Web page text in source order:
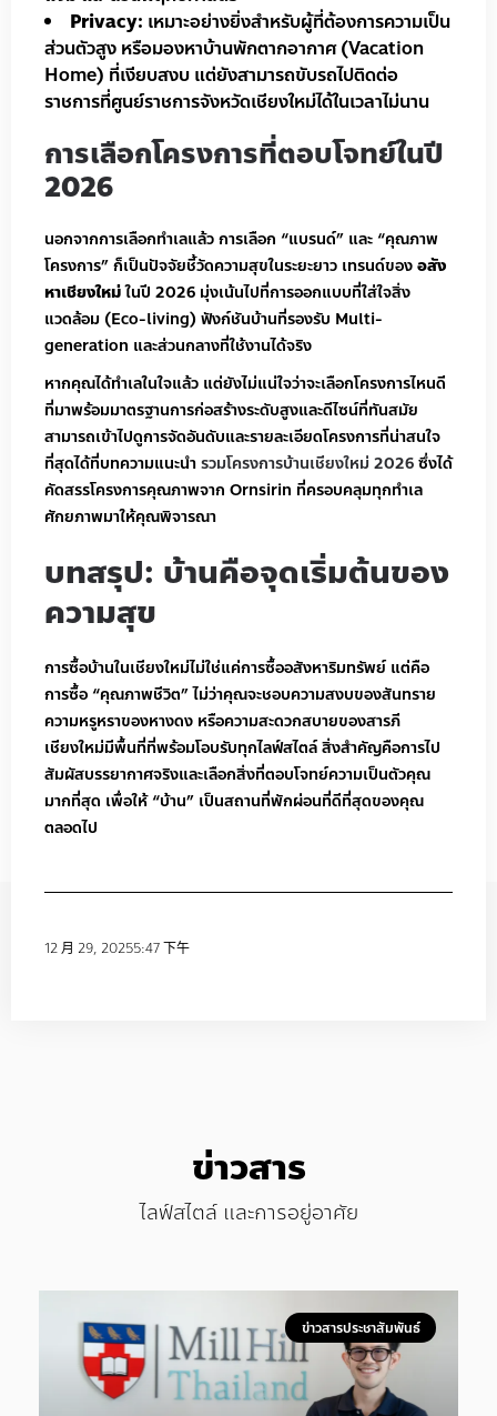
Privacy: เหมาะอย่างยิ่งสำหรับผู้ที่ต้องการความเป็น
ส่วนตัวสูง หรือมองหาบ้านพักตากอากาศ (Vacation
Home) ที่เงียบสงบ แต่ยังสามารถขับรถไปติดต่อ
ราชการที่ศูนย์ราชการจังหวัดเชียงใหม่ได้ในเวลาไม่นาน
การเลือกโครงการที่ตอบโจทย์ในปี
2026
นอกจากการเลือกทำเลแล้ว การเลือก “แบรนด์” และ “คุณภาพ
โครงการ” ก็เป็นปัจจัยชี้วัดความสุขในระยะยาว เทรนด์ของอสัง
หาเชียงใหม่ในปี 2026 มุ่งเน้นไปที่การออกแบบที่ใส่ใจสิ่ง
แวดล้อม (Eco-living) ฟังก์ชันบ้านที่รองรับ Multi-
generation และส่วนกลางที่ใช้งานได้จริง
หากคุณได้ทำเลในใจแล้ว แต่ยังไม่แน่ใจว่าจะเลือกโครงการไหนดี
ที่มาพร้อมมาตรฐานการก่อสร้างระดับสูงและดีไซน์ที่ทันสมัย
สามารถเข้าไปดูการจัดอันดับและรายละเอียดโครงการที่น่าสนใจ
ที่สุดได้ที่บทความแนะนำรวมโครงการบ้านเชียงใหม่ 2026ซึ่งได้
คัดสรรโครงการคุณภาพจาก Ornsirin ที่ครอบคลุมทุกทำเล
ศักยภาพมาให้คุณพิจารณา
บทสรุป: บ้านคือจุดเริ่มต้นของ
ความสุข
การซื้อบ้านในเชียงใหม่ไม่ใช่แค่การซื้ออสังหาริมทรัพย์ แต่คือ
การซื้อ “คุณภาพชีวิต” ไม่ว่าคุณจะชอบความสงบของสันทราย
ความหรูหราของหางดง หรือความสะดวกสบายของสารภี
เชียงใหม่มีพื้นที่ที่พร้อมโอบรับทุกไลฟ์สไตล์ สิ่งสำคัญคือการไป
สัมผัสบรรยากาศจริงและเลือกสิ่งที่ตอบโจทย์ความเป็นตัวคุณ
มากที่สุด เพื่อให้ “บ้าน” เป็นสถานที่พักผ่อนที่ดีที่สุดของคุณ
ตลอดไป
12 月 29, 20255:47 下午
ข่าวสาร
ไลฟ์สไตล์ และการอยู่อาศัย
ข่าวสารประชาสัมพันธ์